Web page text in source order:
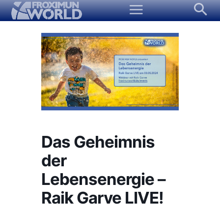
Das Geheimnis
der
Lebensenergie –
Raik Garve LIVE!